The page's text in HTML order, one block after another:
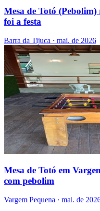
Mesa de Totó
foi a festa
Barra da Tijuca · mai. de 2026
Mesa de Totó em
com pebolim
Vargem Pequena · mai. de